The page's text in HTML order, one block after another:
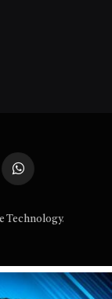
WhatsApp
Technology.